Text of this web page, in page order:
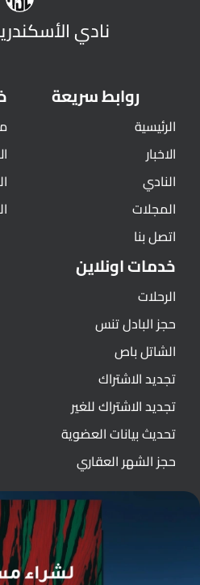
نادي
روابط سريعة
الرئيسية
الاخبار
النادي
المجلات
اتصل بنا
خدمات اونلاين
الرحلات
حجز البادل تنس
الشاتل باص
تجديد الاشتراك
تجديد الاشتراك للغير
تحديث بيانات العضوية
حجز الشهر العقاري